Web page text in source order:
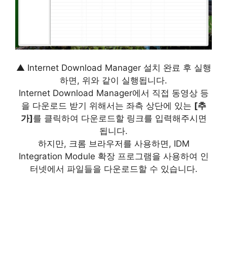
▲ Internet Download Manager 설치 완료 후 실행
하면, 위와 같이 실행됩니다.
Internet Download Manager에서 직접 동영상 등
을 다운로드 받기 위해서는 좌측 상단에 있는 [추
가]를 클릭하여 다운로드할 링크를 입력해주시면
됩니다.
하지만, 크롬 브라우저를 사용하면, IDM
Integration Module 확장 프로그램을 사용하여 인
터넷에서 파일들을 다운로드할 수 있습니다.